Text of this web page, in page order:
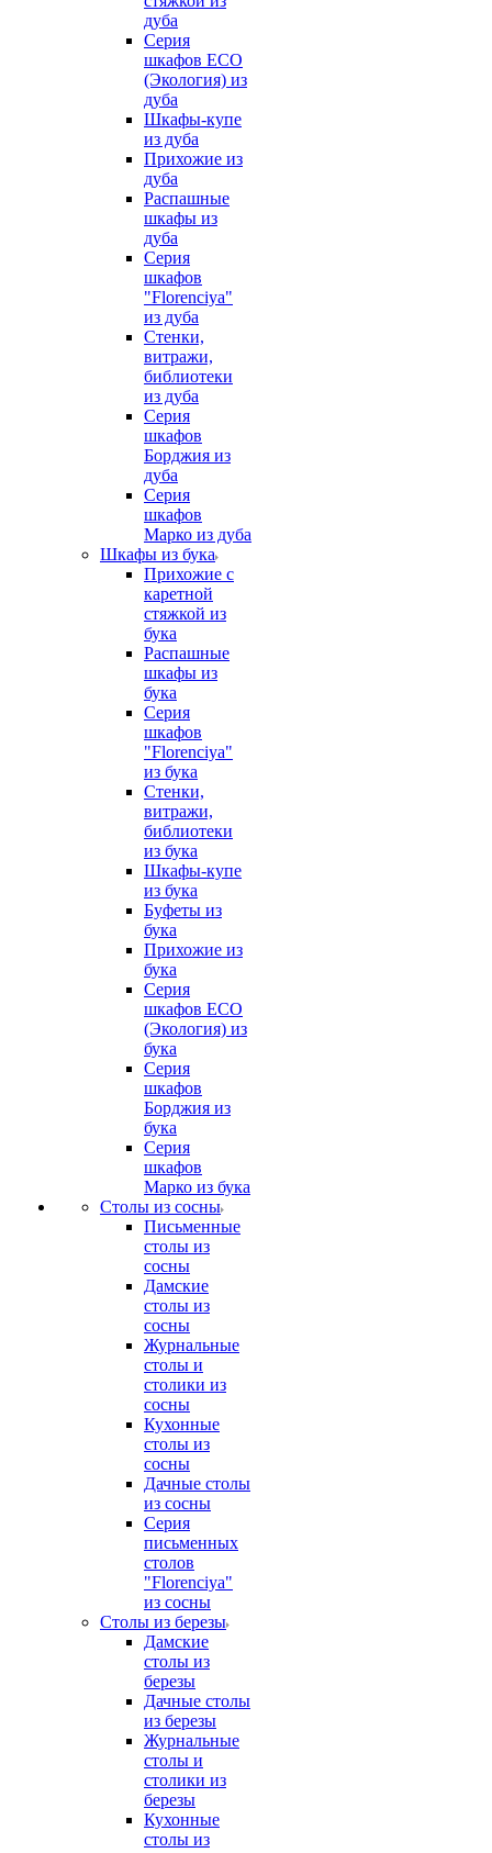
дуба
Серия
шкафов ECO
(Экология) из
дуба
Шкафы-купе
из дуба
Прихожие из
дуба
Распашные
шкафы из
дуба
Серия
шкафов
"Florenciya"
из дуба
Стенки,
витражи,
библиотеки
из дуба
Серия
шкафов
Борджия из
дуба
Серия
шкафов
Марко из дуба
Шкафы из бука
Прихожие с
каретной
стяжкой из
бука
Распашные
шкафы из
бука
Серия
шкафов
"Florenciya"
из бука
Стенки,
витражи,
библиотеки
из бука
Шкафы-купе
из бука
Буфеты из
бука
Прихожие из
бука
Серия
шкафов ECO
(Экология) из
бука
Серия
шкафов
Борджия из
бука
Серия
шкафов
Марко из бука
Столы из сосны
Письменные
столы из
сосны
Дамские
столы из
сосны
Журнальные
столы и
столики из
сосны
Кухонные
столы из
сосны
Дачные столы
из сосны
Серия
письменных
столов
"Florenciya"
из сосны
Столы из березы
Дамские
столы из
березы
Дачные столы
из березы
Журнальные
столы и
столики из
березы
Кухонные
столы из